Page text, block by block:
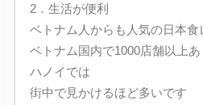
2．生活が便利
ベトナム人からも人気の日本食
ベトナム国内で1000店舗以上あ
ハノイでは
街中で見かけるほど多いです